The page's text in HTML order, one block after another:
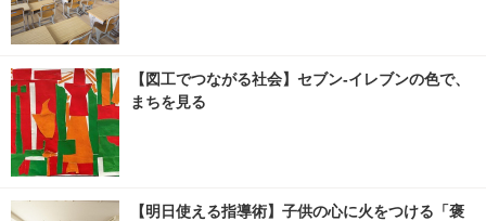
【図工でつながる社会】セブン‐イレブンの色で、
まちを見る
【明日使える指導術】子供の心に火をつける「褒